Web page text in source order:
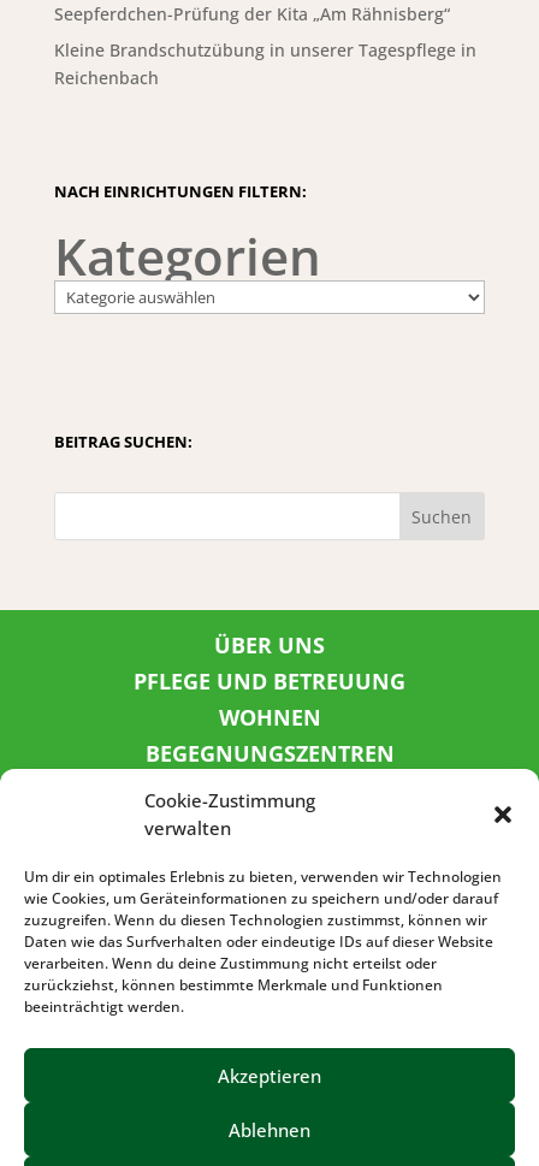
Cookie-Zustimmung
verwalten
Um dir ein optimales Erlebnis zu bieten, verwenden wir Technologien
wie Cookies, um Geräteinformationen zu speichern und/oder darauf
zuzugreifen. Wenn du diesen Technologien zustimmst, können wir
Daten wie das Surfverhalten oder eindeutige IDs auf dieser Website
verarbeiten. Wenn du deine Zustimmung nicht erteilst oder
zurückziehst, können bestimmte Merkmale und Funktionen
beeinträchtigt werden.
Akzeptieren
Ablehnen
Seepferdchen-Prüfung der Kita „Am Rähnisberg“
Kleine Brandschutzübung in unserer Tagespflege in
Reichenbach
NACH EINRICHTUNGEN FILTERN:
Kategorien
BEITRAG SUCHEN:
Suchen
ÜBER UNS
PFLEGE UND BETREUUNG
WOHNEN
BEGEGNUNGSZENTREN
KINDER UND JUGEND
KONTAKT
SPENDENKONTO
Sozialbank
IBAN: DE72 3702 0500 0001 5520 00
IMPRESSUM